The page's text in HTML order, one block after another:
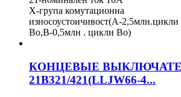
Х-група комутационна
износоустоичивост(А-
Во,В-0,5млн . цикли Во)
КОНЦЕВЫЕ
21B321/421(LLJW66-4...